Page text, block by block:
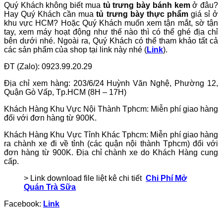
Quý Khách không biết mua tủ trưng bày bánh kemở đâu?
Hay Quý Khách cần muatủ trưng bày thực phẩm giá sỉ ở
khu vực HCM? Hoặc Quý Khách muốn xem tận mắt, sờ tận
tay, xem máy hoạt động như thế nào thì có thể ghé địa chỉ
bên dưới nhé. Ngoài ra, Quý Khách có thể tham khảo tất cả
các sản phẩm của shop tại link này nhé (Link).
ĐT (Zalo): 0923.99.20.29
Địa chỉ xem hàng: 203/6/24 Huỳnh Văn Nghệ, Phường 12,
Quận Gò Vấp, Tp.HCM (8H – 17H)
Khách Hàng Khu Vực Nội Thành Tphcm: Miễn phí giao hàng
đối với đơn hàng từ 900K.
Khách Hàng Khu Vực Tỉnh Khác Tphcm: Miễn phí giao hàng
ra chành xe đi về tỉnh (các quận nội thành Tphcm) đối với
đơn hàng từ 900K. Địa chỉ chành xe do Khách Hàng cung
cấp.
> Link download file liệt kê chi tiết Chi Phí Mở
Quán Trà Sữa
Facebook: Link